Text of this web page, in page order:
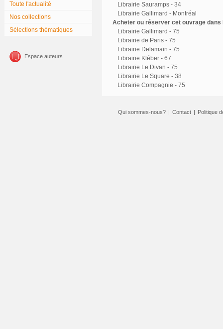
Toute l'actualité
Nos collections
Sélections thématiques
Espace auteurs
Librairie Sauramps - 34
Librairie Gallimard - Montréal
Acheter ou réserver cet ouvrage
Librairie Gallimard - 75
Librairie de Paris - 75
Librairie Delamain - 75
Librairie Kléber - 67
Librairie Le Divan - 75
Librairie Le Square - 38
Librairie Compagnie - 75
Qui sommes-nous? | Contact | Politique